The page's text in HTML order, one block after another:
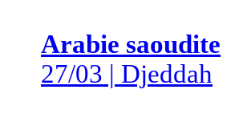
Arabie saoudite
27/03 | Djeddah